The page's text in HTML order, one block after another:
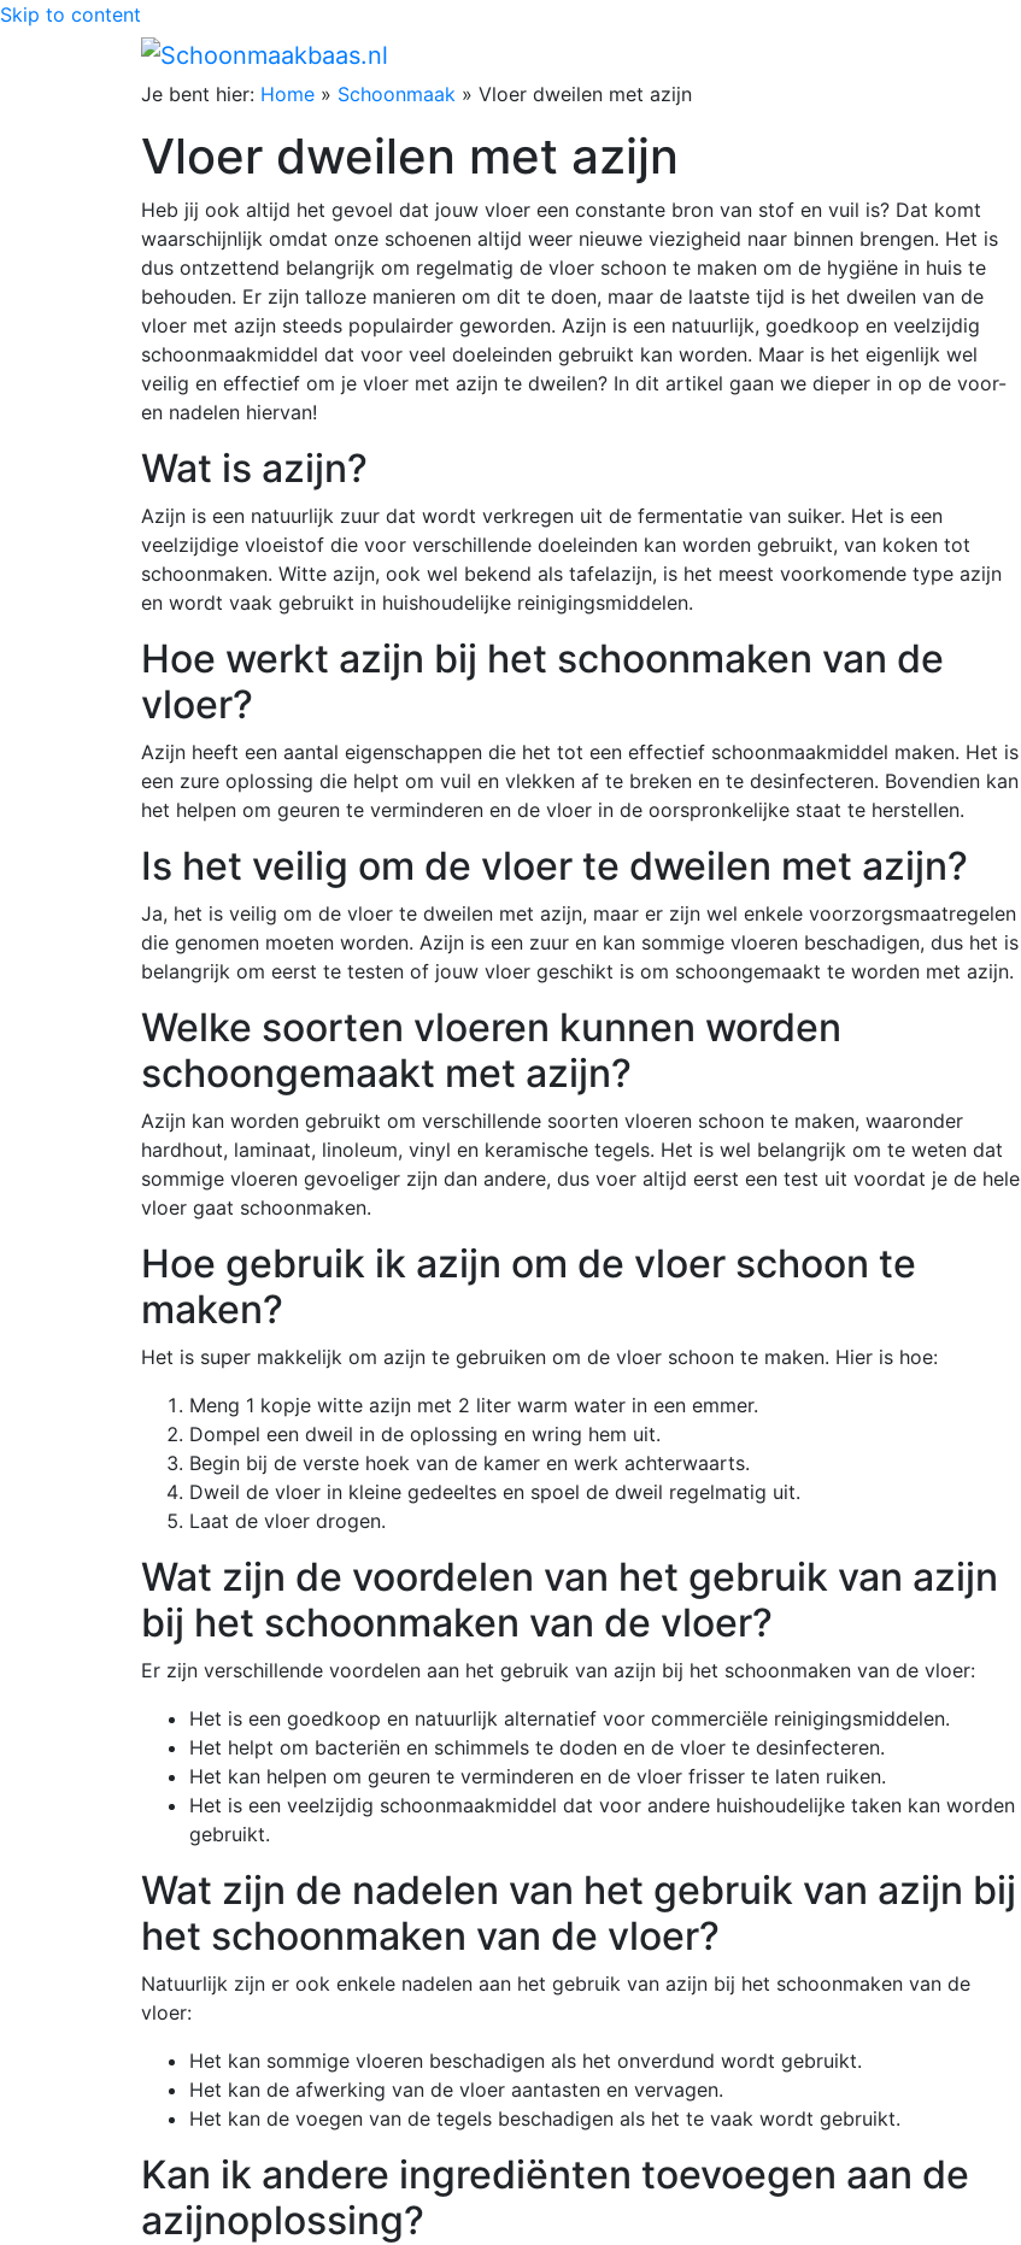
Skip to content
Je bent hier: Home » Schoonmaak » Vloer dweilen met azijn
Vloer dweilen met azijn
Heb jij ook altijd het gevoel dat jouw vloer een constante bron van stof en vuil is? Dat komt
waarschijnlijk omdat onze schoenen altijd weer nieuwe viezigheid naar binnen brengen. Het is
dus ontzettend belangrijk om regelmatig de vloer schoon te maken om de hygiëne in huis te
behouden. Er zijn talloze manieren om dit te doen, maar de laatste tijd is het dweilen van de
vloer met azijn steeds populairder geworden. Azijn is een natuurlijk, goedkoop en veelzijdig
schoonmaakmiddel dat voor veel doeleinden gebruikt kan worden. Maar is het eigenlijk wel
veilig en effectief om je vloer met azijn te dweilen? In dit artikel gaan we dieper in op de voor-
en nadelen hiervan!
Wat is azijn?
Azijn is een natuurlijk zuur dat wordt verkregen uit de fermentatie van suiker. Het is een
veelzijdige vloeistof die voor verschillende doeleinden kan worden gebruikt, van koken tot
schoonmaken. Witte azijn, ook wel bekend als tafelazijn, is het meest voorkomende type azijn
en wordt vaak gebruikt in huishoudelijke reinigingsmiddelen.
Hoe werkt azijn bij het schoonmaken van de
vloer?
Azijn heeft een aantal eigenschappen die het tot een effectief schoonmaakmiddel maken. Het is
een zure oplossing die helpt om vuil en vlekken af te breken en te desinfecteren. Bovendien kan
het helpen om geuren te verminderen en de vloer in de oorspronkelijke staat te herstellen.
Is het veilig om de vloer te dweilen met azijn?
Ja, het is veilig om de vloer te dweilen met azijn, maar er zijn wel enkele voorzorgsmaatregelen
die genomen moeten worden. Azijn is een zuur en kan sommige vloeren beschadigen, dus het is
belangrijk om eerst te testen of jouw vloer geschikt is om schoongemaakt te worden met azijn.
Welke soorten vloeren kunnen worden
schoongemaakt met azijn?
Azijn kan worden gebruikt om verschillende soorten vloeren schoon te maken, waaronder
hardhout, laminaat, linoleum, vinyl en keramische tegels. Het is wel belangrijk om te weten dat
sommige vloeren gevoeliger zijn dan andere, dus voer altijd eerst een test uit voordat je de hele
vloer gaat schoonmaken.
Hoe gebruik ik azijn om de vloer schoon te
maken?
Het is super makkelijk om azijn te gebruiken om de vloer schoon te maken. Hier is hoe:
Meng 1 kopje witte azijn met 2 liter warm water in een emmer.
Dompel een dweil in de oplossing en wring hem uit.
Begin bij de verste hoek van de kamer en werk achterwaarts.
Dweil de vloer in kleine gedeeltes en spoel de dweil regelmatig uit.
Laat de vloer drogen.
Wat zijn de voordelen van het gebruik van azijn
bij het schoonmaken van de vloer?
Er zijn verschillende voordelen aan het gebruik van azijn bij het schoonmaken van de vloer:
Het is een goedkoop en natuurlijk alternatief voor commerciële reinigingsmiddelen.
Het helpt om bacteriën en schimmels te doden en de vloer te desinfecteren.
Het kan helpen om geuren te verminderen en de vloer frisser te laten ruiken.
Het is een veelzijdig schoonmaakmiddel dat voor andere huishoudelijke taken kan worden
gebruikt.
Wat zijn de nadelen van het gebruik van azijn bij
het schoonmaken van de vloer?
Natuurlijk zijn er ook enkele nadelen aan het gebruik van azijn bij het schoonmaken van de
vloer:
Het kan sommige vloeren beschadigen als het onverdund wordt gebruikt.
Het kan de afwerking van de vloer aantasten en vervagen.
Het kan de voegen van de tegels beschadigen als het te vaak wordt gebruikt.
Kan ik andere ingrediënten toevoegen aan de
azijnoplossing?